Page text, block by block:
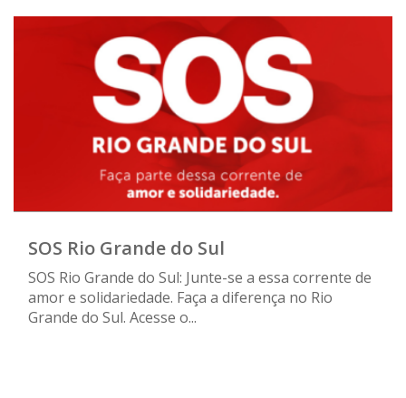
SOS Rio Grande do Sul
SOS Rio Grande do Sul: Junte-se a essa corrente de
amor e solidariedade. Faça a diferença no Rio
Grande do Sul. Acesse o...